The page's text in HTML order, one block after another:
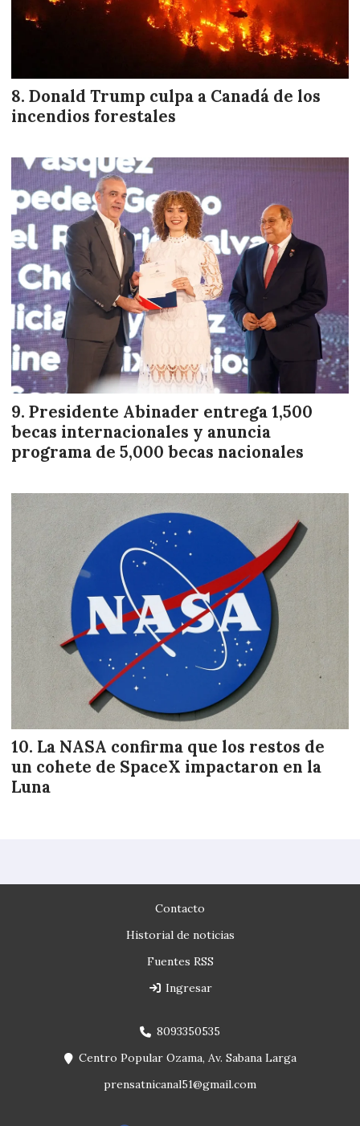
Donald Trump culpa a Canadá de los
incendios forestales
Presidente Abinader entrega 1,500
becas internacionales y anuncia
programa de 5,000 becas nacionales
La NASA confirma que los restos de
un cohete de SpaceX impactaron en la
Luna
Contacto
Historial de noticias
Fuentes RSS
Ingresar
8093350535
Centro Popular Ozama, Av. Sabana Larga
prensatnicanal51@gmail.com